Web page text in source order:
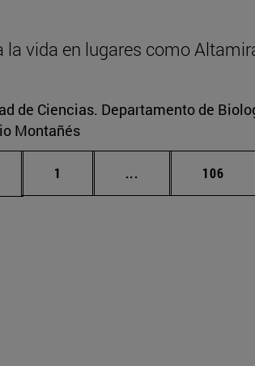
la vida en lugares como
de Ciencias. Departamento de
Montañés
Página
1 ... Páginas Página
106